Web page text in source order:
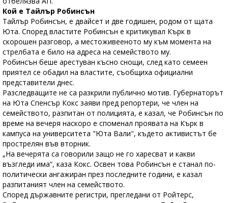
Кой е Тайлър Робинсън
Тайлър Робинсън, е двайсет и две годишен, родом от щата
Юта. Според властите Робинсън е критикувал Кърк в
скорошен разговор, а местоживееното му към момента на
стрелбата е било на адреса на семейството му.
Робинсън беше арестуван късно снощи, след като семеен
приятел се обадил на властите, съобщиха официални
представители днес.
Разследващите не са разкрили публично мотив. Губернаторът
на Юта Спенсър Кокс заяви пред репортери, че член на
семейството, разпитан от полицията, е казал, че Робинсън по
време на вечеря наскоро е споменал проявата на Кърк в
кампуса на университета "Юта Вали", където активистът бе
прострелян във вторник.
„На вечерята са говорили защо не го харесват и какви
възгледи има“, каза Кокс. Освен това Робинсън е станал по-
политически ангажиран през последните години, е казал
разпитаният член на семейството.
Според държавните регистри, прегледани от Ройтерс,